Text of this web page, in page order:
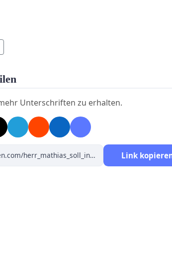
Unterschriften zu erhalten.
Link